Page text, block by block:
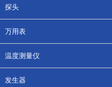
探头
万用表
温度测量仪
发生器